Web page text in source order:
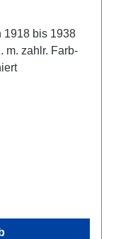
1918 bis 1938
m. zahlr. Farb-